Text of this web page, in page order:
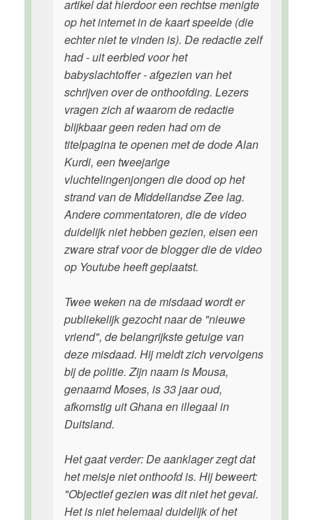
artikel dat hierdoor een rechtse menigte
op het internet in de kaart speelde (die
echter niet te vinden is). De redactie zelf
had - uit eerbied voor het
babyslachtoffer - afgezien van het
schrijven over de onthoofding. Lezers
vragen zich af waarom de redactie
blijkbaar geen reden had om de
titelpagina te openen met de dode Alan
Kurdi, een tweejarige
vluchtelingenjongen die dood op het
strand van de Middellandse Zee lag.
Andere commentatoren, die de video
duidelijk niet hebben gezien, eisen een
zware straf voor de blogger die de video
op Youtube heeft geplaatst.
Twee weken na de misdaad wordt er
publiekelijk gezocht naar de "nieuwe
vriend", de belangrijkste getuige van
deze misdaad. Hij meldt zich vervolgens
bij de politie. Zijn naam is Mousa,
genaamd Moses, is 33 jaar oud,
afkomstig uit Ghana en illegaal in
Duitsland.
Het gaat verder: De aanklager zegt dat
het meisje niet onthoofd is. Hij beweert:
"Objectief gezien was dit niet het geval.
Het is niet helemaal duidelijk of het